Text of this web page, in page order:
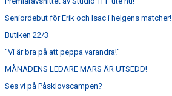
Seniordebut för Erik och Isac i helgens matcher!
Butiken 22/3
"Vi är bra på att peppa varandra!"
MÅNADENS LEDARE MARS ÄR UTSEDD!
Ses vi på Påsklovscampen?